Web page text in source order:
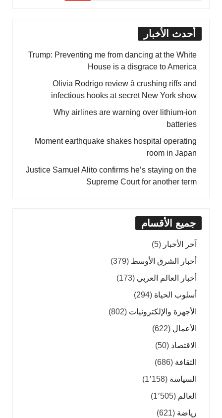
أحدث الأخبار
Trump: Preventing me from dancing at the White
House is a disgrace to America
Olivia Rodrigo review â crushing riffs and
infectious hooks at secret New York show
Why airlines are warning over lithium-ion
batteries
Moment earthquake shakes hospital operating
room in Japan
Justice Samuel Alito confirms he’s staying on the
Supreme Court for another term
جميع الأقسام
آخر الأخبار (5)
أخبار الشرق الأوسط (379)
أخبار العالم العربي (173)
أسلوب الحياة (294)
الأجهزة والإلكترونيات (802)
الأعمال (622)
الاقتصاد (50)
الثقافة (686)
السياسة (1٬158)
العالم (1٬505)
رياضة (621)